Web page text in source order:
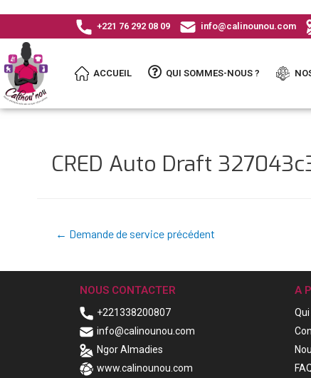
+221 76 292 08 09 info@calinounou.com
ACCUEIL QUI SOMMES-NOUS ?
CRED Auto Draft
← Demande de service précédent
NOUS CONTACTER
+221338200807
info@calinounou.com
Ngor Almadies
www.calinounou.com
A